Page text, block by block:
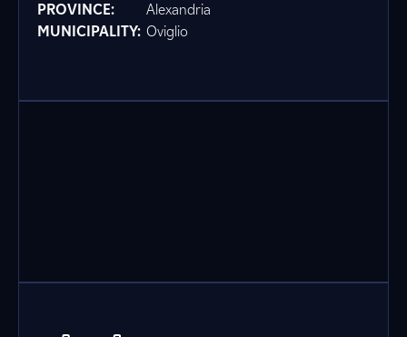
PROVINCE:
Alexandria
MUNICIPALITY: Oviglio